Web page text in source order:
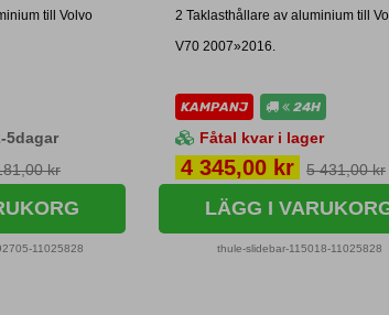
till Volvo
5dagar
kr
11025828
2 Taklasthållare av aluminium till
V70 2007»2016.
KAMPANJ 24H
Fåtal kvar i lager
Pris
4 345,00 kr 5 431,00 kr
LÄGG I
thule-slidebar-115018-11025828